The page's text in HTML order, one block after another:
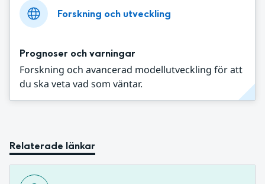
Forskning och utveckling
Prognoser och varningar
Forskning och avancerad modellutveckling för att
du ska veta vad som väntar.
Relaterade länkar